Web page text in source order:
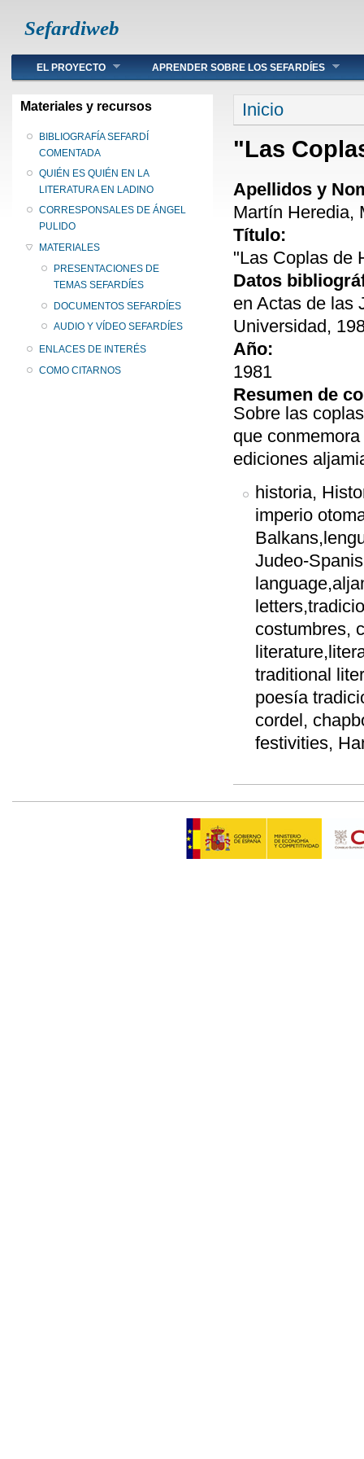
Sefardiweb
Main menu
EL PROYECTO APRENDER SOBRE LOS SEFARDÍES
Materiales y recursos
BIBLIOGRAFÍA SEFARDÍ
COMENTADA
QUIÉN ES QUIÉN EN LA
LITERATURA EN LADINO
CORRESPONSALES DE ÁNGEL
PULIDO
MATERIALES
PRESENTACIONES DE
TEMAS SEFARDÍES
DOCUMENTOS SEFARDÍES
AUDIO Y VÍDEO SEFARDÍES
ENLACES DE INTERÉS
COMO CITARNOS
Se encuentra
Inicio
"Las
Apellidos y
Martín Heredia,
Título:
"Las Coplas de
Datos
en Actas de las
Universidad,
Año:
1981
Resumen de
Sobre las
que
ediciones
historia,
imperio
Judeo-
costumbres,
traditional
poesía
cordel,
festivities,